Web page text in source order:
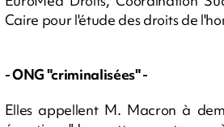
Caire pour l'étude des droits de
- ONG "criminalisées" -
Elles appellent M. Macron à